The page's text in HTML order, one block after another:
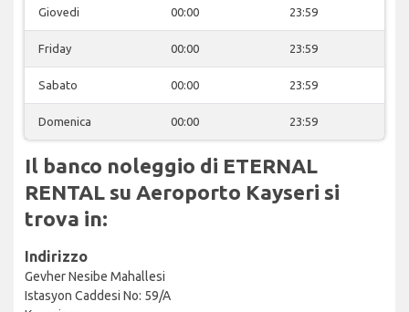
Giovedi 00:00 23:59
Friday 00:00 23:59
Sabato 00:00 23:59
Domenica 00:00 23:59
Il banco noleggio di ETERNAL
RENTAL su Aeroporto Kayseri si
trova in:
Indirizzo
Gevher Nesibe Mahallesi
Istasyon Caddesi No: 59/A